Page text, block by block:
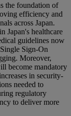
the foundation of
efficiency and
across Japan.
Japan's healthcare
guidelines now
Sign-On
Moreover,
become mandatory
in security-
needed to
regulatory
to deliver more